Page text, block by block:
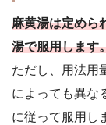
麻黄湯は定めら
湯で服用します
ただし、用法用
によっても異な
に従って服用し